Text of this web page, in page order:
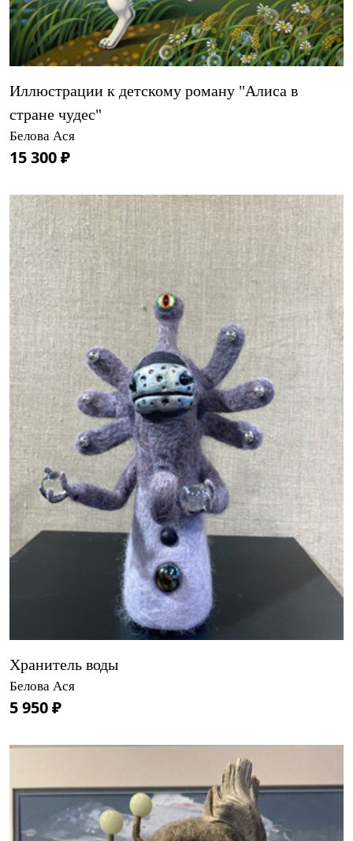
Иллюстрации к детскому роману "Алиса в
стране чудес"
Белова Ася
15 300 ₽
Хранитель воды
Белова Ася
5 950 ₽